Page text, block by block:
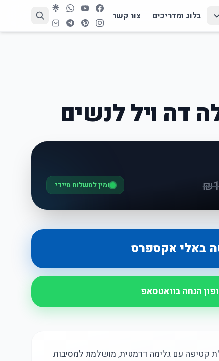
בלוג ומדריכים צור קשר
דה ויל לנשים
₪ זמין למשלוח מיידי
באלי אקספרס
הנחה בוואטסאפ
קטיפה עם גלימה דרמטית, מושלמת למסיבות